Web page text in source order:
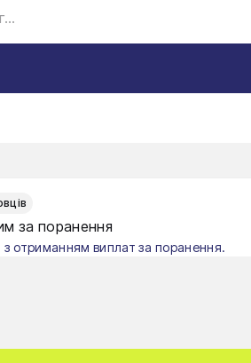
за поранення
отриманням виплат за поранення.